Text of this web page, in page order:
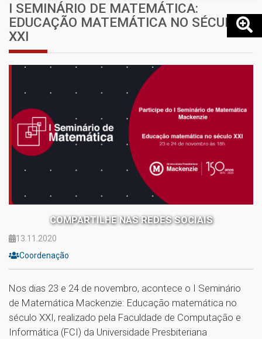
I SEMINÁRIO DE MATEMÁTICA:
EDUCAÇÃO MATEMÁTICA NO SÉCULO
XXI
COMPARTILHE NAS REDES SOCIAIS
13.11.2020
Coordenação
Nos dias 23 e 24 de novembro, acontece o I Seminário
de Matemática Mackenzie: Educação matemática no
século XXI, realizado pela Faculdade de Computação e
Informática (FCI) da Universidade Presbiteriana